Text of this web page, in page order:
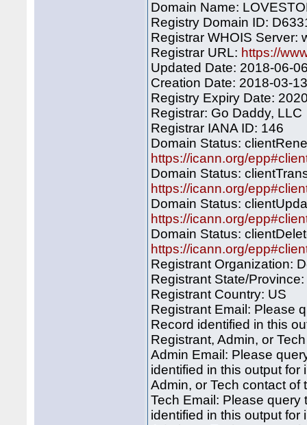
Domain Name:
Registry Domain ID:
Registrar WHOIS Server:
Registrar URL: https://
Updated Date: 2018-06-
Creation Date: 2018-03-
Registry Expiry Date:
Registrar: Go Daddy, LLC
Registrar IANA ID: 146
Domain Status:
https://icann.org/
Domain Status:
https://icann.org/
Domain Status:
https://icann.org/
Domain Status:
https://icann.org/
Registrant Organization:
Registrant State/
Registrant Country: US
Registrant Email: Please
Record identified in this
Registrant, Admin, or
Admin Email: Please
identified in this output
Admin, or Tech contact
Tech Email: Please
identified in this output